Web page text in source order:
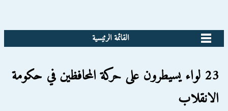
القائمة الرئيسية
23 لواء يسيطرون على حركة المحافظين في حكومة
الانقلاب